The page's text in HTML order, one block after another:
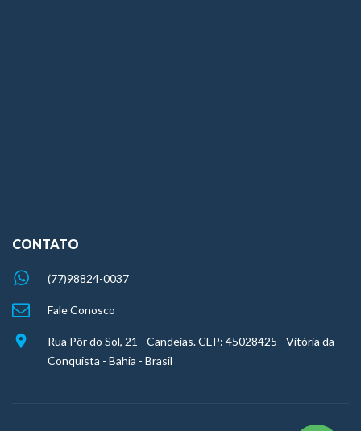
CONTATO
(77)98824-0037
Fale Conosco
Rua Pôr do Sol, 21 - Candeias. CEP: 45028425 - Vitória da
Conquista - Bahia - Brasil